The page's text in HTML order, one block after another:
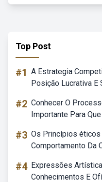
Top Post
#1 A Estrategia
Posição Lucrativa E
#2 Conhecer O
Importante Para
#3 Os Princípios éticos
Comportamento Da
#4 Expressões
Conhecimentos E